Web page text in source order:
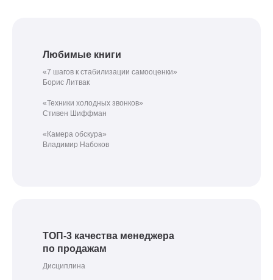
Любимые книги
«7 шагов к стабилизации самооценки»
Борис Литвак
«Техники холодных звонков»
Стивен Шиффман
«Камера обскура»
Владимир Набоков
ТОП-3 качества менеджера
по продажам
Дисциплина